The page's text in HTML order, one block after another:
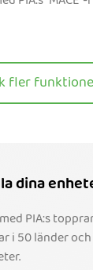
fler
dina
PIA:s
i 50 länder